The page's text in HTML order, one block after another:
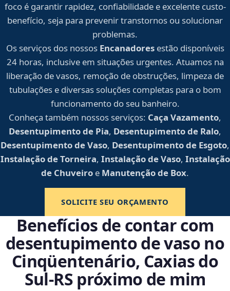
foco é garantir rapidez, confiabilidade e excelente custo-
benefício, seja para prevenir transtornos ou solucionar
problemas.
Os serviços dos nossos Encanadoresestão disponíveis
24 horas, inclusive em situações urgentes. Atuamos na
liberação de vasos, remoção de obstruções, limpeza de
tubulações e diversas soluções completas para o bom
funcionamento do seu banheiro.
Conheça também nossos serviços: Caça Vazamento,
Desentupimento de Pia, Desentupimento de Ralo,
Desentupimento de Vaso, Desentupimento de Esgoto,
Instalação de Torneira, Instalação de Vaso, Instalação
de Chuveiro e Manutenção de Box.
SOLICITE SEU ORÇAMENTO
Benefícios de contar com
desentupimento de vaso no
Cinqüentenário, Caxias do
Sul‑RS próximo de mim